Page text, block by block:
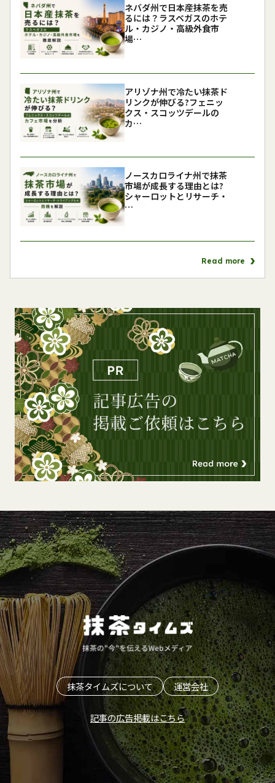
ネバダ州で日本産抹茶を売
るには？ラスベガスのホテ
ル・カジノ・高級外食市
場…
アリゾナ州で冷たい抹茶ド
リンクが伸びる?フェニッ
クス・スコッツデールの
カ…
ノースカロライナ州で抹茶
市場が成長する理由とは?
シャーロットとリサーチ・
…
Read more
抹茶タイムズについて 運営会社
記事の広告掲載はこちら